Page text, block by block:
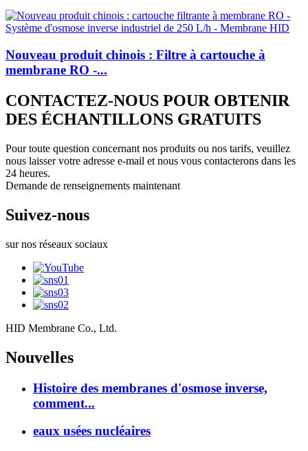
Nouveau produit chinois : Filtre à cartouche à
membrane RO -...
CONTACTEZ-NOUS POUR OBTENIR
DES ÉCHANTILLONS GRATUITS
Pour toute question concernant nos produits ou nos tarifs, veuillez
nous laisser votre adresse e-mail et nous vous contacterons dans les
24 heures.
Demande de renseignements maintenant
Suivez-nous
sur nos réseaux sociaux
HID Membrane Co., Ltd.
Nouvelles
Histoire des membranes d'osmose inverse,
comment...
eaux usées nucléaires